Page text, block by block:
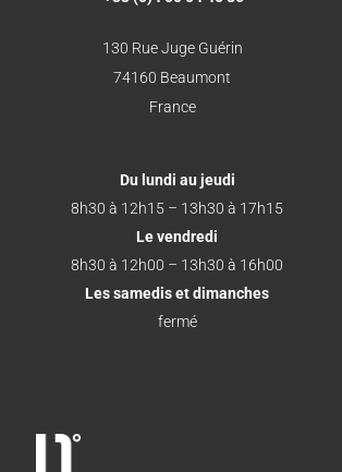
130 Rue Juge Guérin
74160 Beaumont
France
Du lundi au jeudi
8h30 à 12h15 – 13h30 à 17h15
Le vendredi
8h30 à 12h00 – 13h30 à 16h00
Les samedis et dimanches
fermé